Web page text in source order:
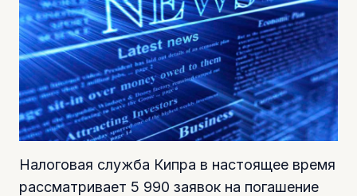
Налоговая служба Кипра в настоящее время
рассматривает 5 990 заявок на погашение